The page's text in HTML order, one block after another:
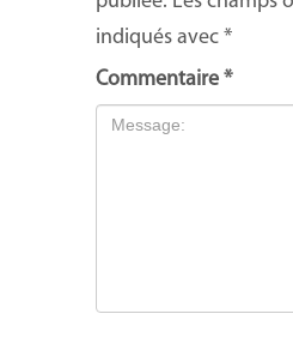
indiqués avec *
Commentaire *